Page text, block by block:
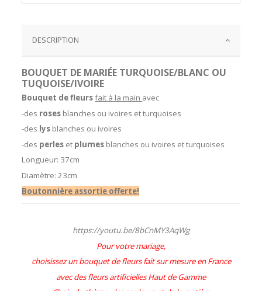
DESCRIPTION
BOUQUET DE MARIÉE TURQUOISE/BLANC OU
TUQUOISE/IVOIRE
Bouquet de fleursfait à la main avec
-des roses blanches ou ivoires et turquoises
-des lys blanches ou ivoires
-des perles et plumes blanches ou ivoires et turquoises
Longueur: 37cm
Diamètre: 23cm
Boutonnière assortie offerte!
https://youtu.be/8bCnMY3AqWg
Pour votre mariage,
choisissez un bouquet de fleurs fait sur mesure en France
avec des fleurs artificielles Haut de Gamme